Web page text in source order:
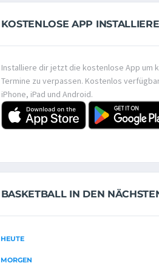
KOSTENLOSE APP
Installiere dir jetzt die kostenlose App um
Termine zu verpassen. Kostenlos
iPhone, iPad und Android.
BASKETBALL IN DEN
HEUTE
MORGEN